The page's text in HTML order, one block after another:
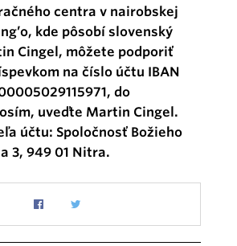
centra v nairobskej
kde pôsobí slovenský
Cingel, môžete podporiť
na číslo účtu IBAN
do
uveďte Martin Cingel.
účtu: Spoločnosť Božieho
3, 949 01 Nitra.